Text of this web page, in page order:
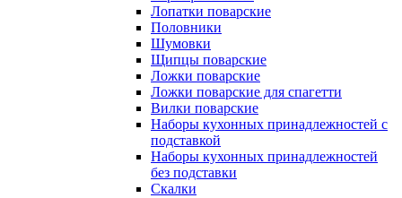
Лопатки поварские
Половники
Шумовки
Щипцы поварские
Ложки поварские
Ложки поварские для спагетти
Вилки поварские
Наборы кухонных принадлежностей с
подставкой
Наборы кухонных принадлежностей
без подставки
Скалки